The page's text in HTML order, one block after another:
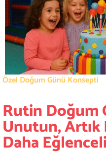
Özel Doğum Günü Konsepti
Rutin Doğum
Unutun, Artık
Daha